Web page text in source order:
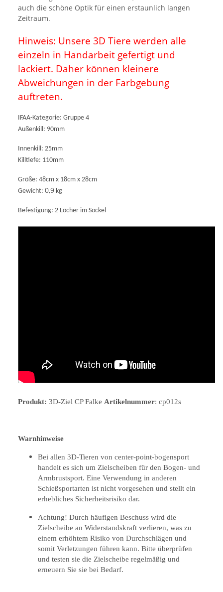
auch die schöne Optik für einen erstaunlich langen
Zeitraum.
Hinweis: Unsere 3D Tiere werden alle
einzeln in Handarbeit gefertigt und
lackiert. Daher können kleinere
Abweichungen in der Farbgebung
auftreten.
IFAA-Kategorie: Gruppe 4
Außenkill: 90mm
Innenkill: 25mm
Killtiefe: 110mm
Größe: 48cm x 18cm x 28cm
Gewicht: 0,9 kg
Befestigung: 2 Löcher im Sockel
Produkt: 3D-Ziel CP Falke Artikelnummer: cp012s
Warnhinweise
Bei allen 3D-Tieren von center-point-bogensport
handelt es sich um Zielscheiben für den Bogen- und
Armbrustsport. Eine Verwendung in anderen
Schießsportarten ist nicht vorgesehen und stellt ein
erhebliches Sicherheitsrisiko dar.
Achtung! Durch häufigen Beschuss wird die
Zielscheibe an Widerstandskraft verlieren, was zu
einem erhöhtem Risiko von Durchschlägen und
somit Verletzungen führen kann. Bitte überprüfen
und testen sie die Zielscheibe regelmäßig und
erneuern Sie sie bei Bedarf.